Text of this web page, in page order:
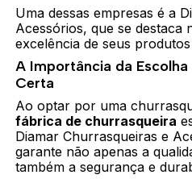
Uma dessas empresas é a
Acessórios, que se destaca
excelência de seus
A Importância da
Certa
Ao optar por uma
fábrica de churrasqueira
Diamar Churrasqueiras e
garante não apenas a
também a segurança e